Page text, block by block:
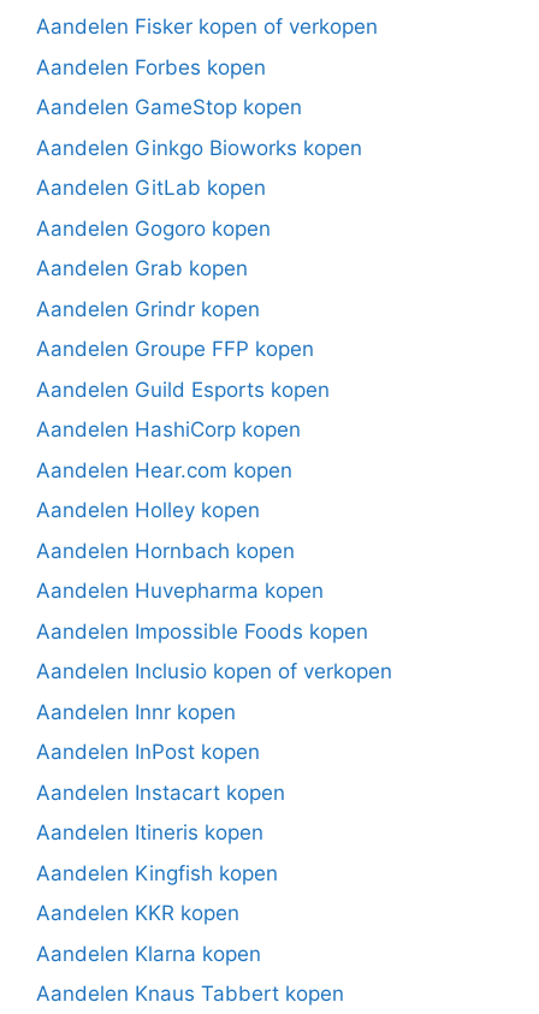
Aandelen Fisker kopen of verkopen
Aandelen Forbes kopen
Aandelen GameStop kopen
Aandelen Ginkgo Bioworks kopen
Aandelen GitLab kopen
Aandelen Gogoro kopen
Aandelen Grab kopen
Aandelen Grindr kopen
Aandelen Groupe FFP kopen
Aandelen Guild Esports kopen
Aandelen HashiCorp kopen
Aandelen Hear.com kopen
Aandelen Holley kopen
Aandelen Hornbach kopen
Aandelen Huvepharma kopen
Aandelen Impossible Foods kopen
Aandelen Inclusio kopen of verkopen
Aandelen Innr kopen
Aandelen InPost kopen
Aandelen Instacart kopen
Aandelen Itineris kopen
Aandelen Kingfish kopen
Aandelen KKR kopen
Aandelen Klarna kopen
Aandelen Knaus Tabbert kopen